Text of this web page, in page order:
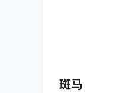
斑马